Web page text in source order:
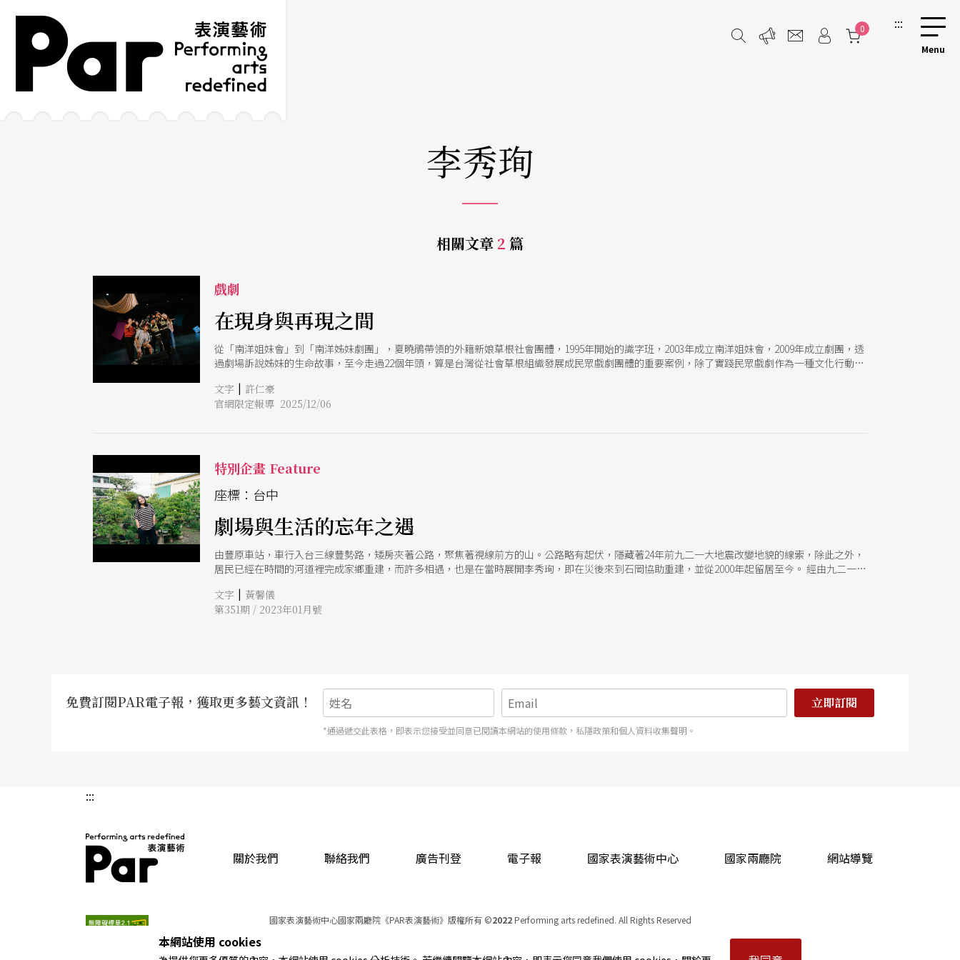
跳到主要內容區塊
網站導覽
0 :::
李秀珣
相關文章 2 篇
戲劇
在現身與再現之間
從「南洋姐妹會」到「南洋姊妹劇團」，夏曉鵑帶領的外籍新娘草根社會團體，1995年開始的識字班，2003年成立南洋姐妹會，2009年成立劇團，透
過劇場訴說姊妹的生命故事，至今走過22個年頭，算是台灣從社會草根組織發展成民眾戲劇團體的重要案例，除了實踐民眾戲劇作為一種文化行動之
編。從演後談分享的工作方法與展演的全貌來看，編創排練過程還是依循民眾劇場方法，以導演帶領大家共創共制為主軸，從各自的生命體悟出發，
最後彙整出了一台素樸但卻動人的好演出。 演出雖然以雷蒂娜女士跟女兒李曉婷為主軸，但中間穿插多人多線平行交織的情節，形成一種多音複調，
的枕著枕頭用身體毛毛蟲一般橫斜過去；有的戴著面具，有的穿著水袖；有的仗著輔具單腳行走，有的推著輪椅出場。最後眾人匯集到了舞台中央，
圍繞著輪椅形成一幅靜態的塑像群，演員爬上了輪椅，手持釣竿釣著前方的紙鈔。這個頗具詩意的開場明顯是從民眾劇場的「慾望彩虹」、「靜止雕
像」與「意象劇場」發展而來，演員登場並非只是代言角色，而是在演員自我和創造的角色之間，打開了現身的空間，讓觀眾看到各自紛呈的慾望彩
虹，以及在這個彩虹光譜背後無形的社會結構力量。新住民及其二代，在這個現行社會結構下，往往被到台灣撈金的刻板印象所烙印，在夾縫裡求生
的非戰之罪往往是主流社會凝視之眼下的壓迫結果，從輪椅起身爬上釣錢，這個靜止的意象作為開場的定鑼聲，搶眼是搶眼，卻令在觀眾席間凝視他
們的我們感到深深不安。
文字 | 許仁豪
官網限定報導 2025/12/06
特別企畫 Feature
座標：台中
劇場與生活的忘年之遇
由豐原車站，車行入台三線豐勢路，矮房夾著公路，聚焦著視線前方的山。公路略有起伏，隱藏著24年前九二一大地震改變地貌的線索，除此之外，
居民已經在時間的河道裡完成家鄉重建，而許多相遇，也是在當時展開李秀珣，即在災後來到石岡協助重建，並從2000年起留居至今。 經由九二一重
帶著前一份劇場經驗的挫敗，李秀珣來此重新開始，卻意外感到舒服自在石岡讓她想到過往跟著江之翠劇場前往福建學藝的日子：當時南音藝師張在
我正好退休回鄉，每次過去，李秀珣都在福建待上至少3個月，農村的生活感與求藝回憶相互交織。 重建進駐期間，差事劇團在土牛村租房子，那時
怎樣，順著走。」
文字 | 黃馨儀
第351期 / 2023年01月號
免費訂閱PAR電子報，獲取更多藝文資訊！ 立即訂閱
*通過遞交此表格，即表示您接受並同意已閱讀本網站的使用條款，私隱政策和個人資料收集聲明。
:::
關於我們 聯絡我們 廣告刊登 電子報 國家表演藝術中心 國家兩廳院 網站導覽
國家表演藝術中心國家兩廳院《PAR表演藝術》版權所有©2022Performing arts redefined. All Rights Reserved
本站所提供相關演出資訊，如有異動應以主辦單位公告為準。
本網站使用 cookies